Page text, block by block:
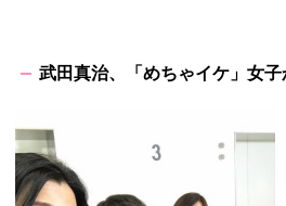
武田真治、「めちゃイケ」女